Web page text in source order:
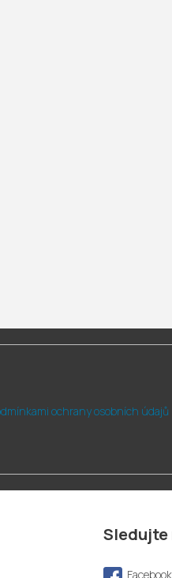
ochrany osobních údajů
Sledujte
Facebook